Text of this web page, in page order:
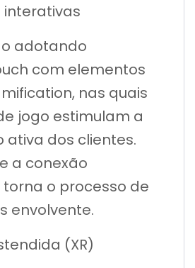
interativas
adotando
com elementos
nas quais
jogo estimulam a
dos clientes.
a conexão
o processo de
envolvente.
(XR)